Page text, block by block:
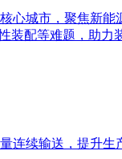
城市，聚焦新
配等难题，助力
连续输送，提升生